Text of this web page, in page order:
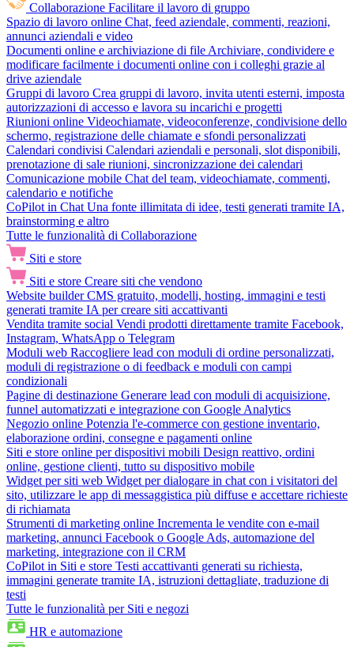
Collaborazione Facilitare il lavoro di gruppo
Spazio di lavoro online Chat, feed aziendale, commenti, reazioni,
annunci aziendali e video
Documenti online e archiviazione di file Archiviare, condividere e
modificare facilmente i documenti online con i colleghi grazie al
drive aziendale
Gruppi di lavoro Crea gruppi di lavoro, invita utenti esterni, imposta
autorizzazioni di accesso e lavora su incarichi e progetti
Riunioni online Videochiamate, videoconferenze, condivisione dello
schermo, registrazione delle chiamate e sfondi personalizzati
Calendari condivisi Calendari aziendali e personali, slot disponibili,
prenotazione di sale riunioni, sincronizzazione dei calendari
Comunicazione mobile Chat del team, videochiamate, commenti,
calendario e notifiche
CoPilot in Chat Una fonte illimitata di idee, testi generati tramite IA,
brainstorming e altro
Tutte le funzionalità di Collaborazione
Siti e store
Siti e store Creare siti che vendono
Website builder CMS gratuito, modelli, hosting, immagini e testi
generati tramite IA per creare siti accattivanti
Vendita tramite social Vendi prodotti direttamente tramite Facebook,
Instagram, WhatsApp o Telegram
Moduli web Raccogliere lead con moduli di ordine personalizzati,
moduli di registrazione o di feedback e moduli con campi
condizionali
Pagine di destinazione Generare lead con moduli di acquisizione,
funnel automatizzati e integrazione con Google Analytics
Negozio online Potenzia l'e-commerce con gestione inventario,
elaborazione ordini, consegne e pagamenti online
Siti e store online per dispositivi mobili Design reattivo, ordini
online, gestione clienti, tutto su dispositivo mobile
Widget per siti web Widget per dialogare in chat con i visitatori del
sito, utilizzare le app di messaggistica più diffuse e accettare richieste
di richiamata
Strumenti di marketing online Incrementa le vendite con e-mail
marketing, annunci Facebook o Google Ads, automazione del
marketing, integrazione con il CRM
CoPilot in Siti e store Testi accattivanti generati su richiesta,
immagini generate tramite IA, istruzioni dettagliate, traduzione di
testi
Tutte le funzionalità per Siti e negozi
HR e automazione